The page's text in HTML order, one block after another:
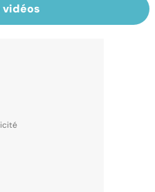
vidéos